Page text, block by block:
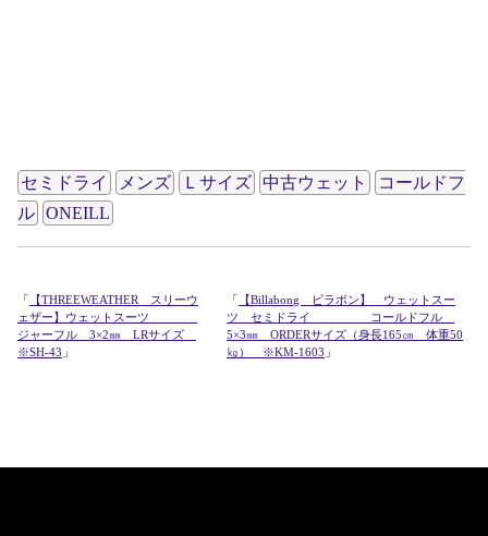
セミドライ メンズ Ｌサイズ 中古ウェット
コールドフ
ル ONEILL
「
【THREEWEATHER スリーウ
ェザー】ウェットスーツ
ジャーフル 3×2㎜ LRサイズ
※SH-43 」
「
【Billabong ビラボン】 ウェットスー
ツ セミドライ コールドフル
5×3㎜ ORDERサイズ（身長165㎝ 体重50
㎏） ※KM-1603 」